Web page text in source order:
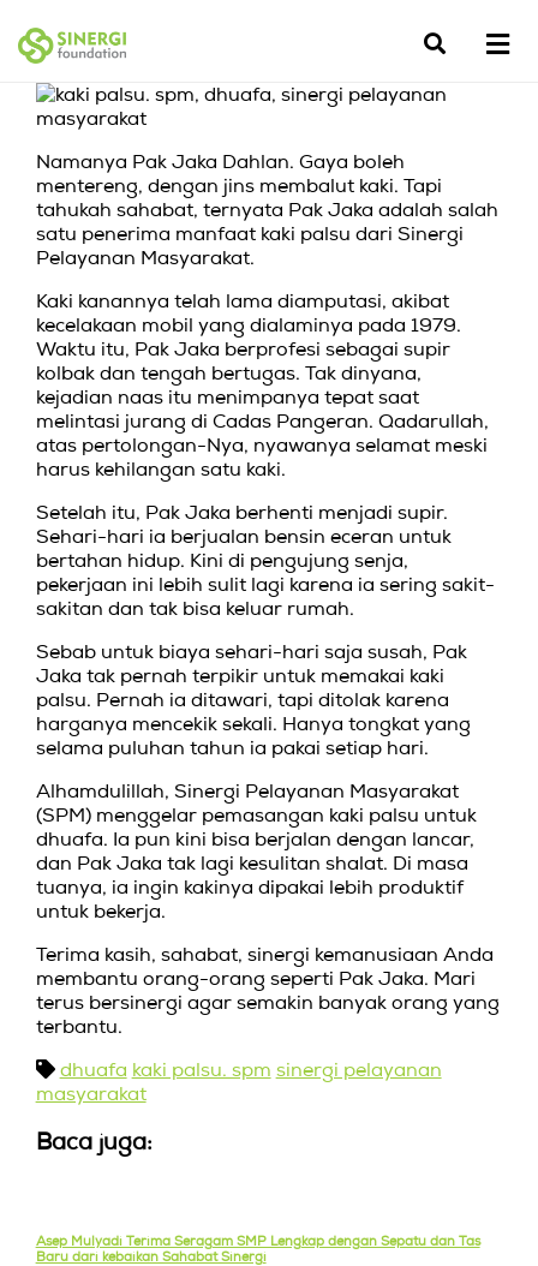
Namanya Pak Jaka Dahlan. Gaya boleh
mentereng, dengan jins membalut kaki. Tapi
tahukah sahabat, ternyata Pak Jaka adalah salah
satu penerima manfaat kaki palsu dari Sinergi
Pelayanan Masyarakat.
Kaki kanannya telah lama diamputasi, akibat
kecelakaan mobil yang dialaminya pada 1979.
Waktu itu, Pak Jaka berprofesi sebagai supir
kolbak dan tengah bertugas. Tak dinyana,
kejadian naas itu menimpanya tepat saat
melintasi jurang di Cadas Pangeran. Qadarullah,
atas pertolongan-Nya, nyawanya selamat meski
harus kehilangan satu kaki.
Setelah itu, Pak Jaka berhenti menjadi supir.
Sehari-hari ia berjualan bensin eceran untuk
bertahan hidup. Kini di pengujung senja,
pekerjaan ini lebih sulit lagi karena ia sering sakit-
sakitan dan tak bisa keluar rumah.
Sebab untuk biaya sehari-hari saja susah, Pak
Jaka tak pernah terpikir untuk memakai kaki
palsu. Pernah ia ditawari, tapi ditolak karena
harganya mencekik sekali. Hanya tongkat yang
selama puluhan tahun ia pakai setiap hari.
Alhamdulillah, Sinergi Pelayanan Masyarakat
(SPM) menggelar pemasangan kaki palsu untuk
dhuafa. Ia pun kini bisa berjalan dengan lancar,
dan Pak Jaka tak lagi kesulitan shalat. Di masa
tuanya, ia ingin kakinya dipakai lebih produktif
untuk bekerja.
Terima kasih, sahabat, sinergi kemanusiaan Anda
membantu orang-orang seperti Pak Jaka. Mari
terus bersinergi agar semakin banyak orang yang
terbantu.
dhuafa kaki palsu. spm sinergi pelayanan
masyarakat
Baca juga:
Asep Mulyadi Terima Seragam SMP Lengkap dengan Sepatu dan Tas
Baru dari kebaikan Sahabat Sinergi